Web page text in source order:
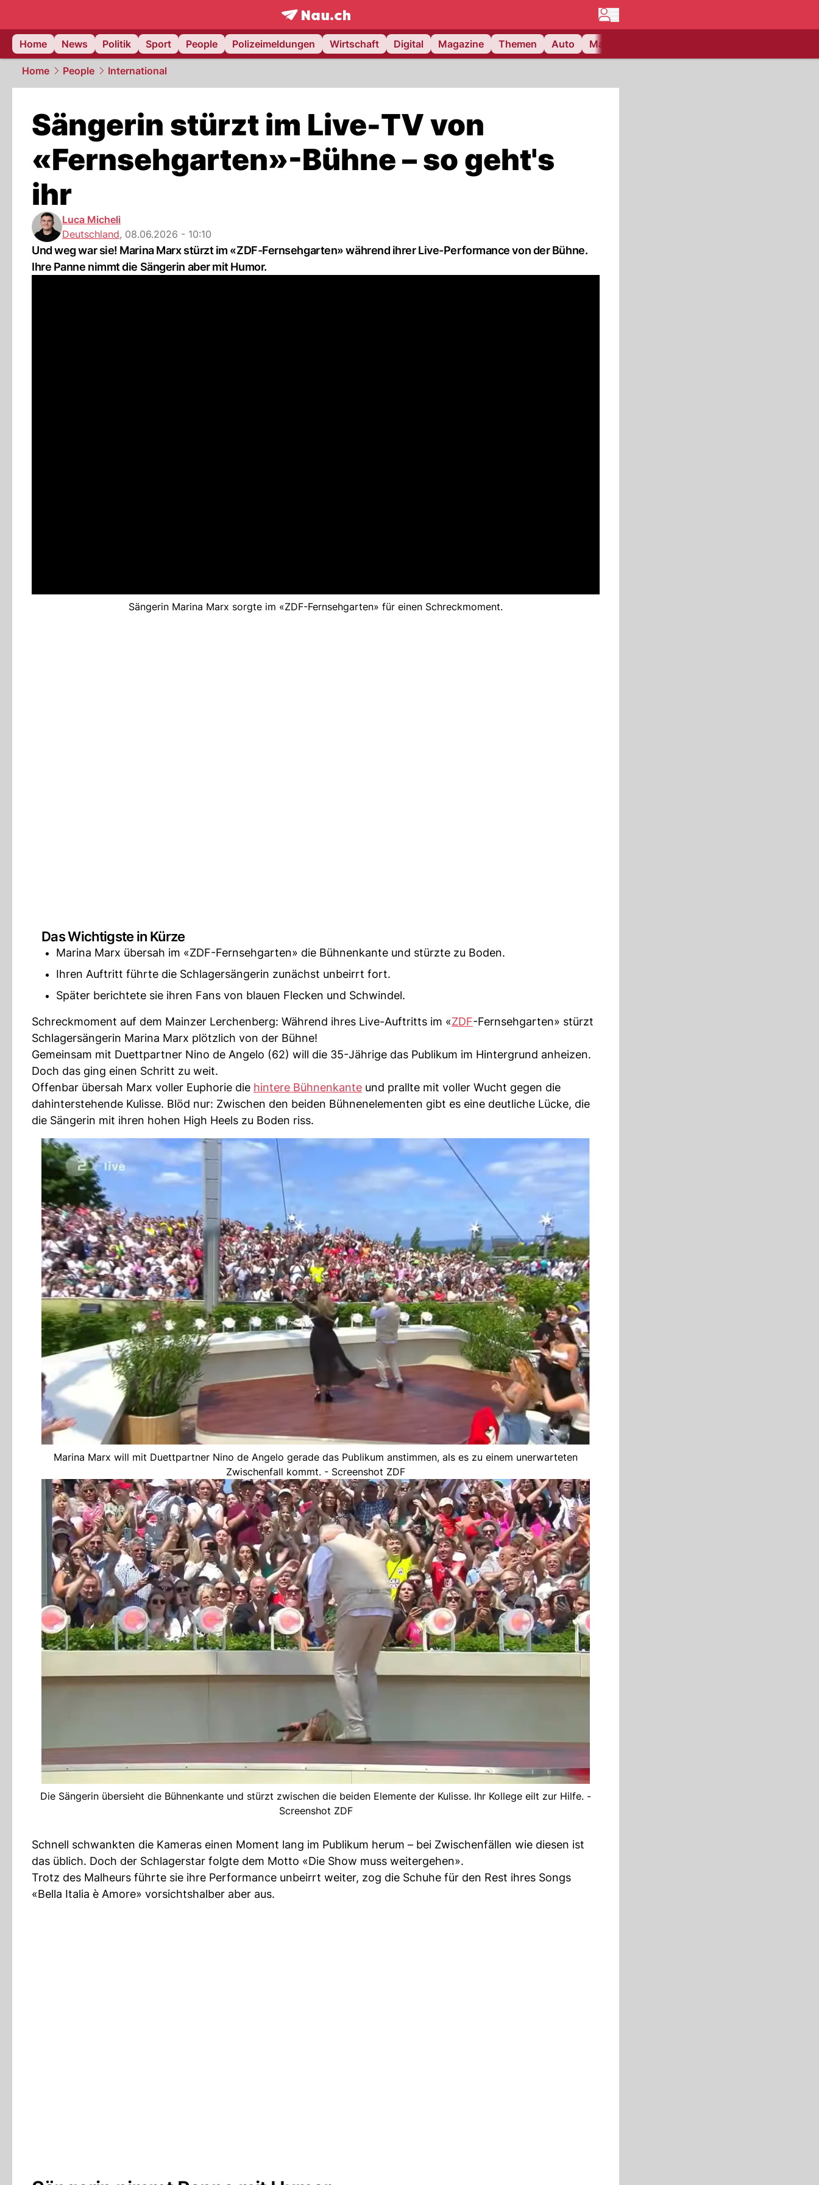
frontpage.NAU.ch
Home
News Politik Sport People Polizeimeldungen Wirtschaft Digital Magazine Themen Auto Matchcenter
Home People International
Sängerin stürzt im Live-TV von
«Fernsehgarten»-Bühne – so geht's
ihr
Luca Micheli
Deutschland, 08.06.2026 - 10:10
Und weg war sie! Marina Marx stürzt im «ZDF-Fernsehgarten» während ihrer Live-Performance von der Bühne.
Ihre Panne nimmt die Sängerin aber mit Humor.
Sängerin Marina Marx sorgte im «ZDF-Fernsehgarten» für einen Schreckmoment.
Das Wichtigste in Kürze
Marina Marx übersah im «ZDF-Fernsehgarten» die Bühnenkante und stürzte zu Boden.
Ihren Auftritt führte die Schlagersängerin zunächst unbeirrt fort.
Später berichtete sie ihren Fans von blauen Flecken und Schwindel.
Schreckmoment auf dem Mainzer Lerchenberg: Während ihres Live-Auftritts im «ZDF-Fernsehgarten» stürzt
Schlagersängerin Marina Marx plötzlich von der Bühne!
Gemeinsam mit Duettpartner Nino de Angelo (62) will die 35-Jährige das Publikum im Hintergrund anheizen.
Doch das ging einen Schritt zu weit.
Offenbar übersah Marx voller Euphorie die hintere Bühnenkante und prallte mit voller Wucht gegen die
dahinterstehende Kulisse. Blöd nur: Zwischen den beiden Bühnenelementen gibt es eine deutliche Lücke, die
die Sängerin mit ihren hohen High Heels zu Boden riss.
Marina Marx will mit Duettpartner Nino de Angelo gerade das Publikum anstimmen, als es zu einem unerwarteten
Zwischenfall kommt. - Screenshot ZDF
Die Sängerin übersieht die Bühnenkante und stürzt zwischen die beiden Elemente der Kulisse. Ihr Kollege eilt zur Hilfe. -
Screenshot ZDF
Schnell schwankten die Kameras einen Moment lang im Publikum herum – bei Zwischenfällen wie diesen ist
das üblich. Doch der Schlagerstar folgte dem Motto «Die Show muss weitergehen».
Trotz des Malheurs führte sie ihre Performance unbeirrt weiter, zog die Schuhe für den Rest ihres Songs
«Bella Italia è Amore» vorsichtshalber aber aus.